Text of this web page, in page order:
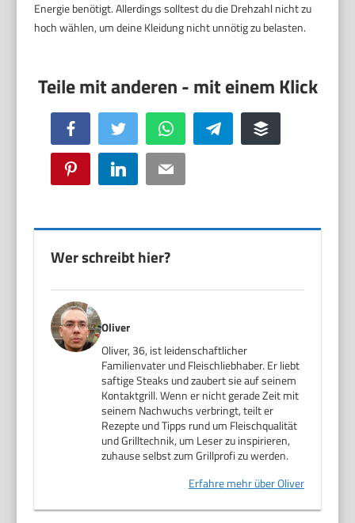
Energie benötigt. Allerdings solltest du die Drehzahl nicht zu
hoch wählen, um deine Kleidung nicht unnötig zu belasten.
Facebook Twitter WhatsApp Telegram Buffer
Pinterest LinkedIn Email
Wer schreibt hier?
Oliver
Oliver, 36, ist leidenschaftlicher
Familienvater und Fleischliebhaber. Er liebt
saftige Steaks und zaubert sie auf seinem
Kontaktgrill. Wenn er nicht gerade Zeit mit
seinem Nachwuchs verbringt, teilt er
Rezepte und Tipps rund um Fleischqualität
und Grilltechnik, um Leser zu inspirieren,
zuhause selbst zum Grillprofi zu werden.
Erfahre mehr über Oliver